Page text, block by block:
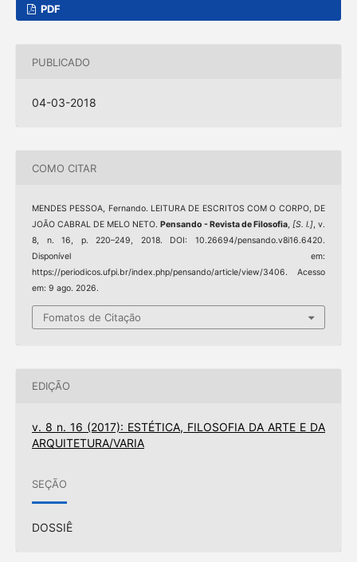
PDF
PUBLICADO
04-03-2018
COMO CITAR
MENDES PESSOA, Fernando. LEITURA DE ESCRITOS COM O CORPO, DE
JOÃO CABRAL DE MELO NETO.Pensando - Revista de Filosofia, [S. l.], v.
8, n. 16, p. 220–249, 2018. DOI: 10.26694/pensando.v8i16.6420.
Disponível em:
https://periodicos.ufpi.br/index.php/pensando/article/view/3406. Acesso
em: 9 ago. 2026.
Fomatos de Citação
EDIÇÃO
v. 8 n. 16 (2017): ESTÉTICA, FILOSOFIA DA ARTE E DA
ARQUITETURA/VARIA
SEÇÃO
DOSSIÊ